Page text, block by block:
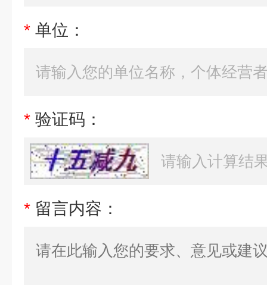
* 单位：
* 验证码：
* 留言内容：